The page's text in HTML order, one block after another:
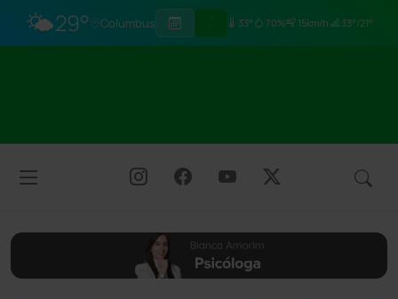
🌤️29° Columbus 33° 70% 15km/h 33°/21°